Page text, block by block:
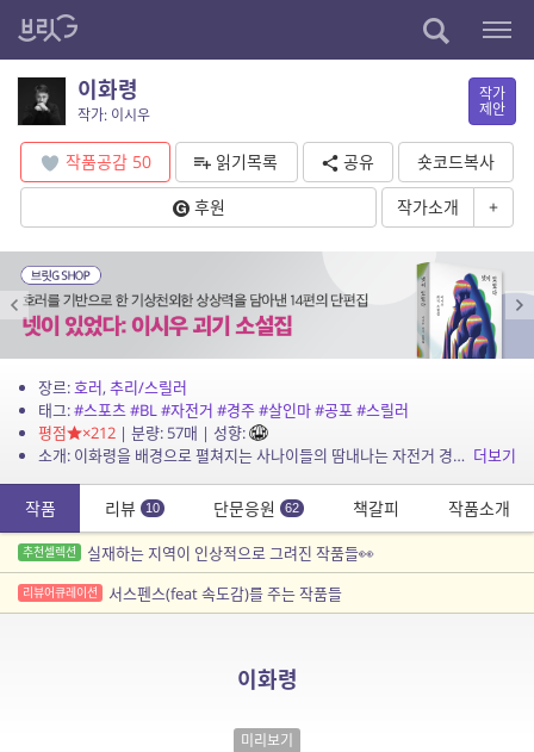
이화령
작가: 이시우
작가
제안
작품공감 50 읽기목록 공유
숏코드복사
후원
작가소개 +
장르:호러,추리/스릴러
태그:#스포츠#BL#자전거 #경주#살인마#공포#스릴러
평점
×212| 분량: 57매 | 성향:
소개: 이화령을 배경으로 펼쳐지는 사나이들의 땀내나는 자전거 경주… 비슷한 이야기 입니다. 더보기
작품 리뷰 10 단문응원 62 책갈피 작품소개
추천셀렉션 실재하는 지역이 인상적으로 그려진 작품들👀
리뷰어큐레이션 서스펜스(feat 속도감)를 주는 작품들
이화령
미리보기